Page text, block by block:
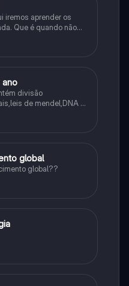
iremos aprender os
Que é quando não
ano
divisão
de mendel,DNA e
global
global??